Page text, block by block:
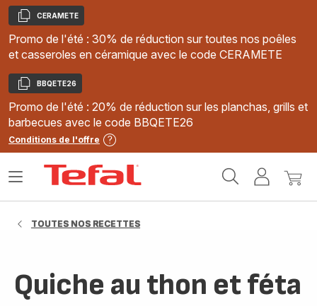
Copier
CERAMETE
Promo de l'été : 30% de réduction sur toutes nos poêles
et casseroles en céramique avec le code CERAMETE
Copier
BBQETE26
Promo de l'été : 20% de réduction sur les planchas, grills et
barbecues avec le code BBQETE26
Conditions de l'offre
MonMon
Ouvrir
TOUTES NOS RECETTES
Quiche au thon et féta